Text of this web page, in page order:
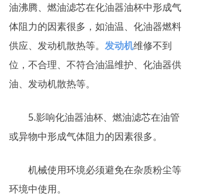
油沸腾、燃油滤芯在化油器油杯中形成气
体阻力的因素很多，如油温、化油器燃料
供应、发动机散热等。 发动机维修不到
位，不合理、不符合油温维护、化油器供
油、发动机散热等。
5.影响化油器油杯、燃油滤芯在油管
或异物中形成气体阻力的因素很多。
机械使用环境必须避免在杂质粉尘等
环境中使用。